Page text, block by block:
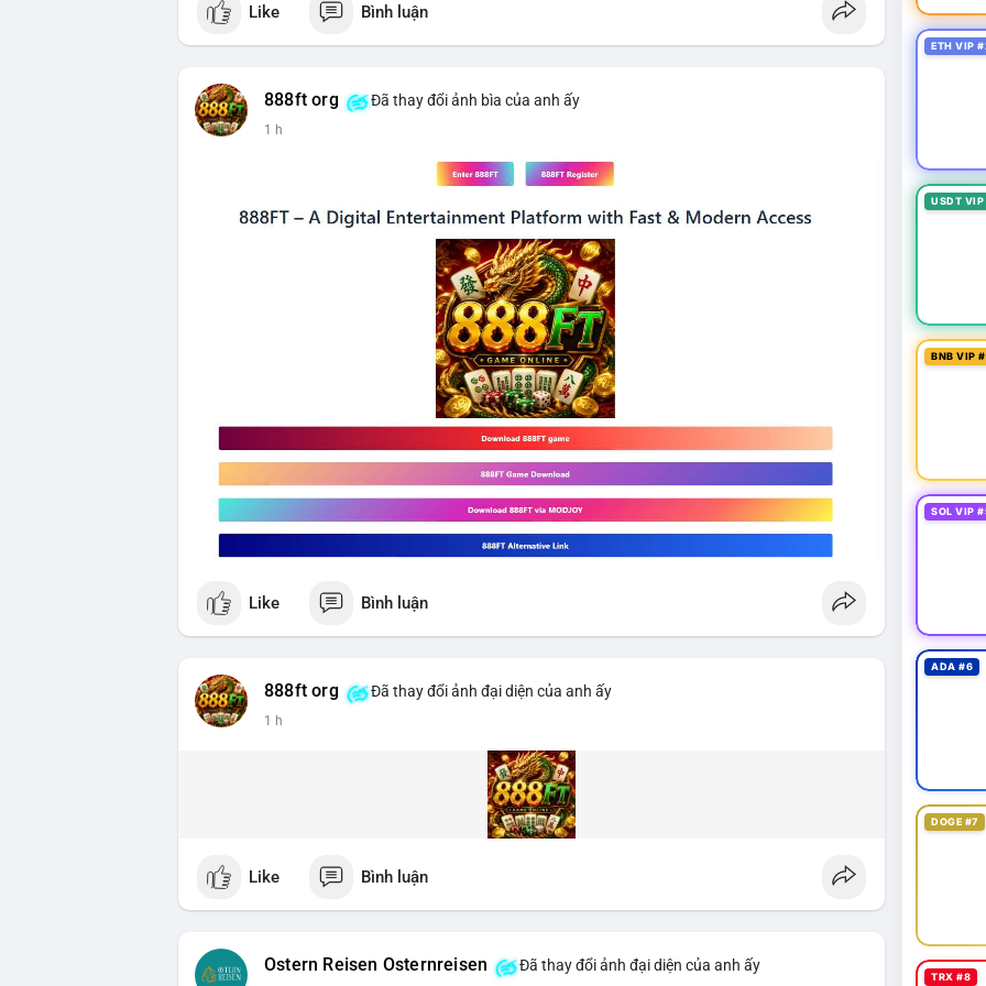
$btc
📰 Nguồn: CoinDesk
Like Bình luận
888ft org Đã thay đổi ảnh bìa của anh ấy
1 h
Like Bình luận
888ft org Đã thay đổi ảnh đại diện của anh ấy
1 h
Like Bình luận
Ostern Reisen Osternreisen Đã thay đổi ảnh đại diện của anh ấy
ETH VIP
USDT
BNB VIP
SOL VIP
ADA #6
DOGE #7
TRX #8